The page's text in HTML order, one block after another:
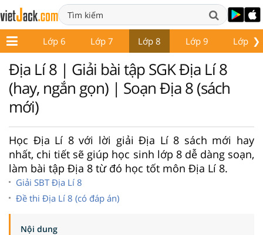
❯
5 Lớp 6 Lớp 7 Lớp 8 Lớp 9 Lớp 10
Địa Lí 8 | Giải bài tập SGK Địa Lí 8
(hay, ngắn gọn) | Soạn Địa 8 (sách
mới)
Học Địa Lí 8 với lời giải Địa Lí 8 sách mới hay
nhất, chi tiết sẽ giúp học sinh lớp 8 dễ dàng soạn,
làm bài tập Địa 8 từ đó học tốt môn Địa Lí 8.
Giải SBT Địa Lí 8
Đề thi Địa Lí 8 (có đáp án)
Nội dung